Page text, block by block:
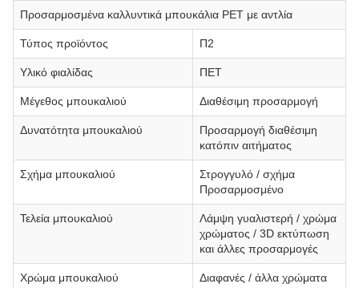
Προσαρμοσμένα καλλυντικά μπουκάλια PET με αντλία
Τύπος προϊόντος Π2
Υλικό φιαλίδας ΠΕΤ
Μέγεθος μπουκαλιού Διαθέσιμη προσαρμογή
Δυνατότητα μπουκαλιού
Προσαρμογή διαθέσιμη
κατόπιν αιτήματος
Σχήμα μπουκαλιού
Στρογγυλό / σχήμα
Προσαρμοσμένο
Τελεία μπουκαλιού
Λάμψη γυαλιστερή / χρώμα
χρώματος / 3D εκτύπωση
και άλλες προσαρμογές
Χρώμα μπουκαλιού
Διαφανές / άλλα χρώματα